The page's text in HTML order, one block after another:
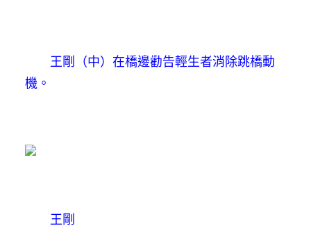
王剛（中）在橋邊勸告輕生者消除跳橋動
機。
王剛